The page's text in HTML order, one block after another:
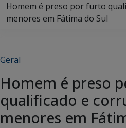
Homem é preso por furto
menores em Fátima do Sul
Geral
Homem é preso
qualificado e
menores em